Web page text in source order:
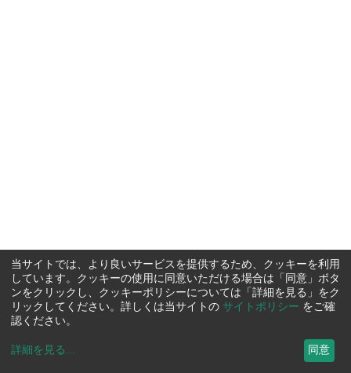
当サイトでは、より良いサービスを提供するため、クッキーを利用
しています。クッキーの使用に同意いただける場合は「同意」ボタ
ンをクリックし、クッキーポリシーについては「詳細を見る」をク
リックしてください。詳しくは当サイトの サイトポリシー をご確
認ください。
詳細を見る ... 同意